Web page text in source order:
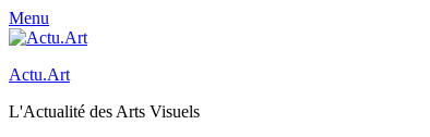
Menu
Actu.Art
L'Actualité des Arts Visuels